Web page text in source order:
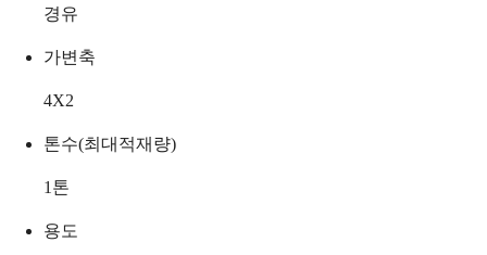
경유
가변축
4X2
톤수(최대적재량)
1 톤
용도